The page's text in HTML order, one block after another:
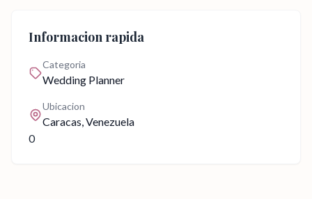
Informacion rapida
Categoria
Wedding Planner
Ubicacion
Caracas, Venezuela
0